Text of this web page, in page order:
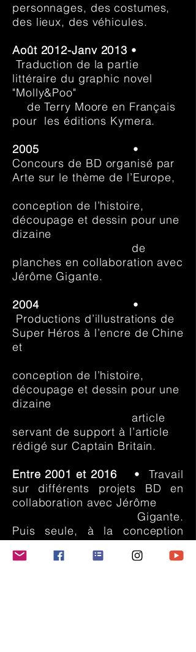
personnages, des costumes,
des lieux, des véhicules.
Août 2012-Janv 2013 •
Traduction de la partie
littéraire du graphic novel
"Molly&Poo"
de Terry Moore en Français
pour les éditions Kymera.
2005
•
Concours de BD organisé par
Arte sur le thème de l’Europe,
conception de l’histoire,
découpage et dessin pour une
dizaine
de
planches en collaboration avec
Jérôme Gigante.
2004•
Productions d’illustrations de
Super Héros à l’encre de Chine
et
conception de l’histoire,
découpage et dessin pour une
dizaine
article
servant de support à l’article
rédigé sur Captain Britain.
Entre 2001 et 2016 • Travail
sur différents projets BD en
collaboration avec Jérôme
Gigante.
Puis seule, à la conception
d’histoires de Science-Fiction
pouvant